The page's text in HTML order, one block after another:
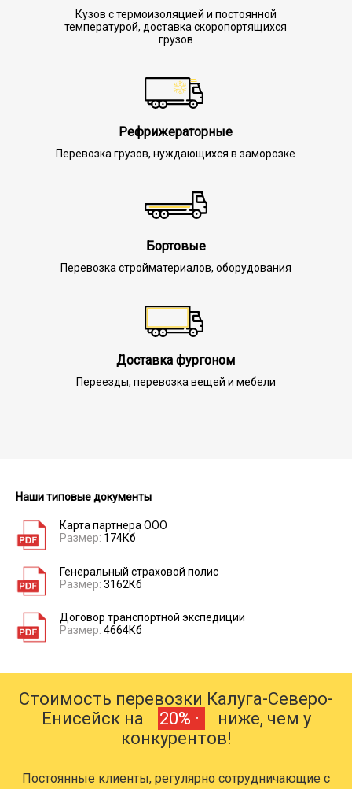
Кузов с термоизоляцией и постоянной
температурой, доставка скоропортящихся
грузов
Рефрижераторные
Перевозка грузов, нуждающихся в заморозке
Бортовые
Перевозка стройматериалов, оборудования
Доставка фургоном
Переезды, перевозка вещей и мебели
Наши типовые документы
Карта партнера ООО
Размер: 174Кб
Генеральный страховой полис
Размер: 3162Кб
Договор транспортной экспедиции
Размер: 4664Кб
Стоимость перевозки Калуга-Северо-
Енисейск на
20% ·
ниже, чем у
конкурентов!
Постоянные клиенты, регулярно сотрудничающие с